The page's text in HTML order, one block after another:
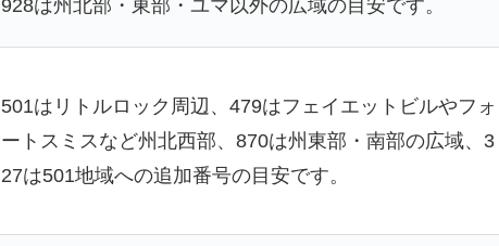
928は州北部・東部・ユマ以外の広域の目安です。
501はリトルロック周辺、479はフェイエットビルやフォ
ートスミスなど州北西部、870は州東部・南部の広域、3
27は501地域への追加番号の目安です。